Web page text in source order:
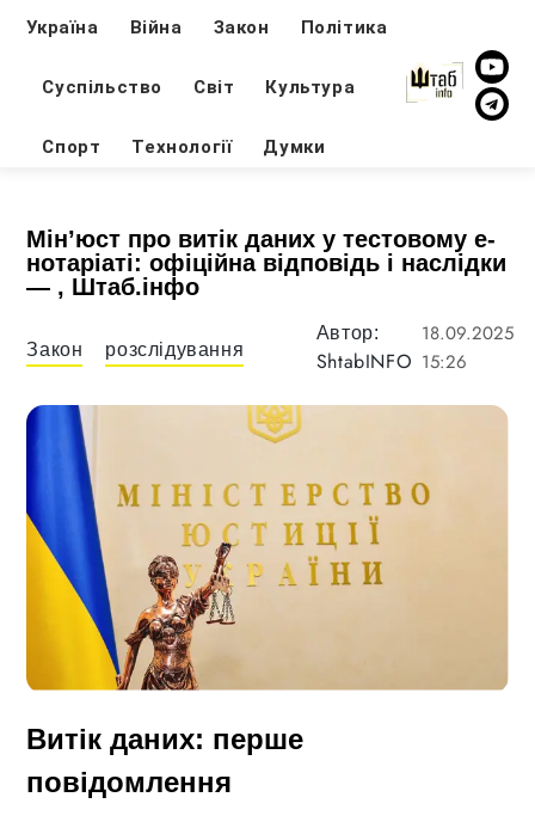
Україна Війна Закон Політика
Суспільство Світ Культура
Спорт Технології Думки
Мін’юст про витік даних у тестовому е-
нотаріаті: офіційна відповідь і наслідки
— , Штаб.інфо
Закон розслідування
Автор:
ShtabINFO
18.09.2025
15:26
Витік даних: перше
повідомлення